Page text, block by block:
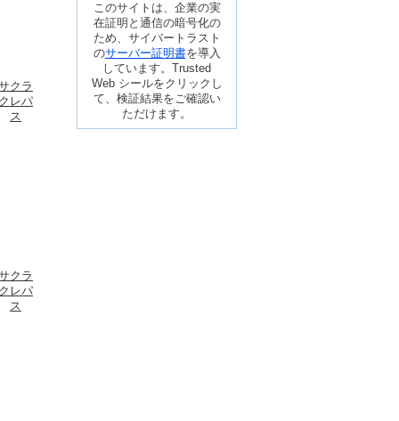
クラ
クレパ
ス
クラ
クレパ
ス
このサイトは、企業の実
在証明と通信の暗号化の
ため、サイバートラスト
のサーバー証明書を導入
しています。Trusted
Web シールをクリックし
て、検証結果をご確認い
ただけます。